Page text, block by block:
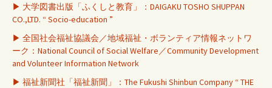
▶ 大学図書出版「ふくしと教育」：DAIGAKU TOSHO SHUPPAN
CO.,LTD. “ Socio-education ”
▶ 全国社会福祉協議会／地域福祉・ボランティア情報ネットワ
ーク：National Council of Social Welfare／Community Development
and Volunteer Information Network
▶ 福祉新聞社「福祉新聞」：The Fukushi Shinbun Company “ THE